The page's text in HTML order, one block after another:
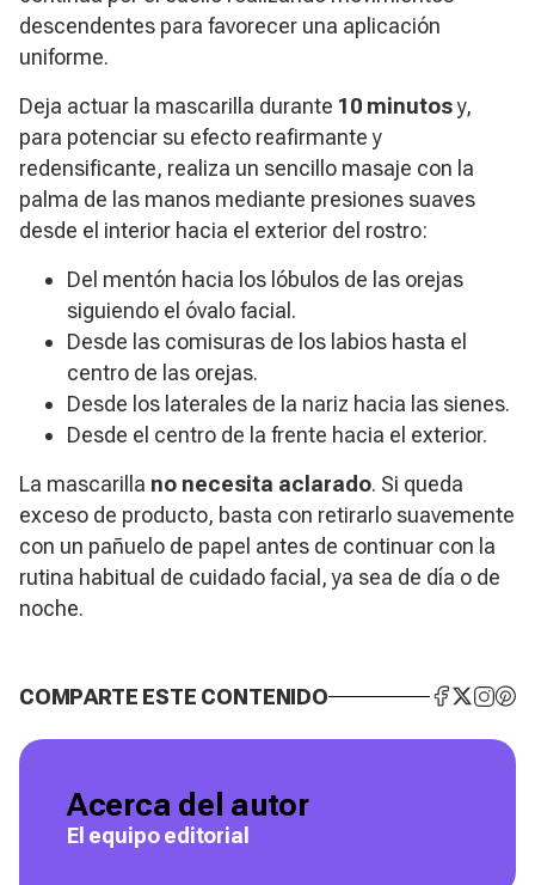
descendentes para favorecer una aplicación
uniforme.
Deja actuar la mascarilla durante 10 minutosy,
para potenciar su efecto reafirmante y
redensificante, realiza un sencillo masaje con la
palma de las manos mediante presiones suaves
desde el interior hacia el exterior del rostro:
Del mentón hacia los lóbulos de las orejas
siguiendo el óvalo facial.
Desde las comisuras de los labios hasta el
centro de las orejas.
Desde los laterales de la nariz hacia las sienes.
Desde el centro de la frente hacia el exterior.
La mascarilla no necesita aclarado. Si queda
exceso de producto, basta con retirarlo suavemente
con un pañuelo de papel antes de continuar con la
rutina habitual de cuidado facial, ya sea de día o de
noche.
COMPARTE ESTE CONTENIDO
Acerca del autor
El equipo editorial